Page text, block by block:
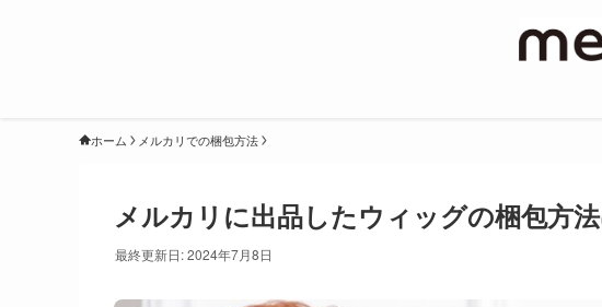
ホーム メルカリでの梱包方法
メルカリに出品したウィッグの梱包方
最終更新日: 2024年7月8日